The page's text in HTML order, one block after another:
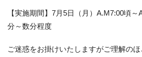
【実施期間】7月5日（月）A.M7:00頃
分～数分程度
ご迷惑をお掛けいたしますがご理解の